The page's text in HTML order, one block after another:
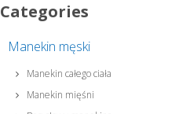
Categories
Manekin męski
Manekin całego ciała
Manekin mięśni